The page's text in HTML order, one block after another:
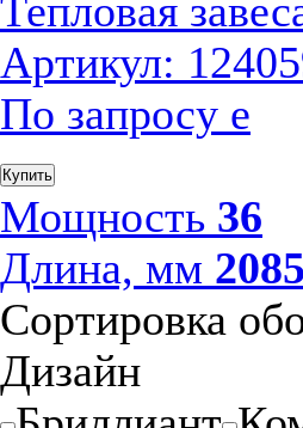
Тепловая
Артикул:
По запросу е
Купить
Мощность 36
Длина, мм 2085
Сортировка
Дизайн